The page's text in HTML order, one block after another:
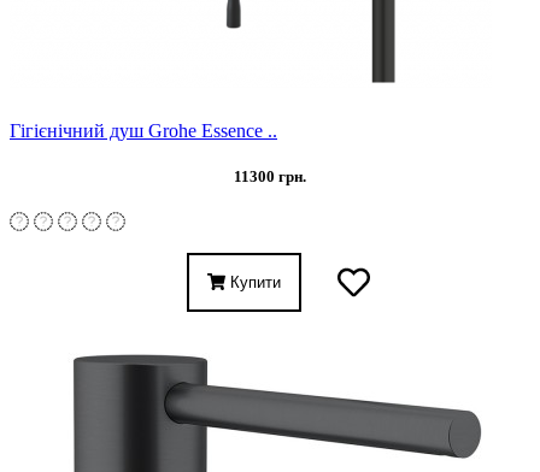
Гігієнічний душ Grohe Essence ..
11300 грн.
Купити